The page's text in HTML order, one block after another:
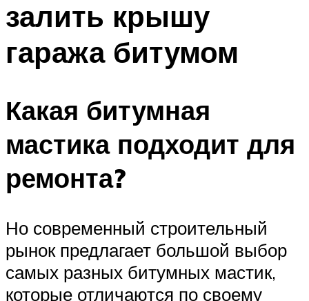
залить крышу
гаража битумом
Какая битумная
мастика подходит для
ремонта?
Но современный строительный
рынок предлагает большой выбор
самых разных битумных мастик,
которые отличаются по своему